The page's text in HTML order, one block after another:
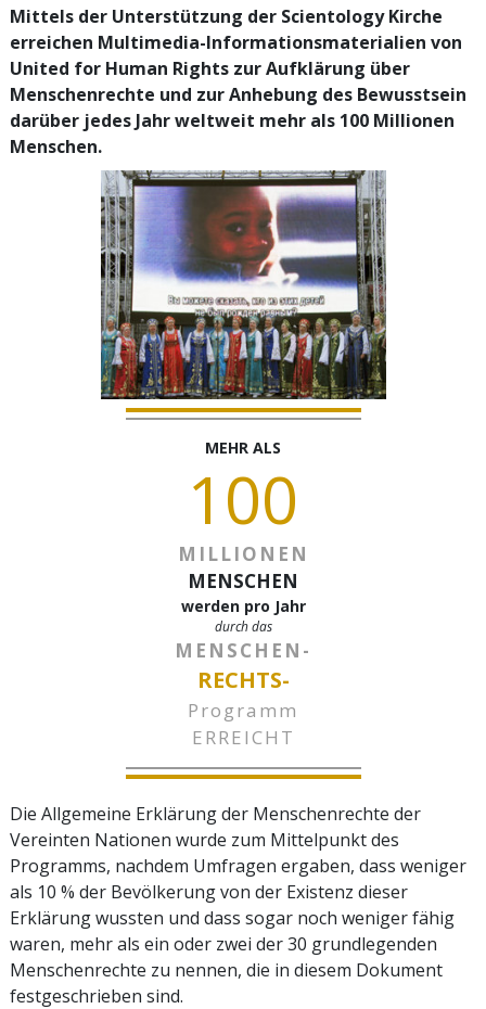
Mittels der Unterstützung der Scientology Kirche
erreichen Multimedia-Informationsmaterialien von
United for Human Rights zur Aufklärung über
Menschenrechte und zur Anhebung des Bewusstsein
darüber jedes Jahr weltweit mehr als 100 Millionen
Menschen.
MEHR ALS
100
MILLIONEN
MENSCHEN
werden pro Jahr
durch das
MENSCHEN-
RECHTS-
Programm
ERREICHT
Die Allgemeine Erklärung der Menschenrechte der
Vereinten Nationen wurde zum Mittelpunkt des
Programms, nachdem Umfragen ergaben, dass weniger
als 10 % der Bevölkerung von der Existenz dieser
Erklärung wussten und dass sogar noch weniger fähig
waren, mehr als ein oder zwei der 30 grundlegenden
Menschenrechte zu nennen, die in diesem Dokument
festgeschrieben sind.